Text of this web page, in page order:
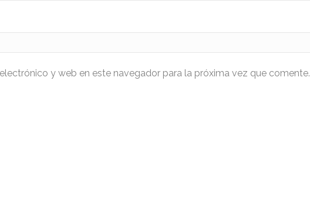
y web en este navegador para la próxima vez que comente.